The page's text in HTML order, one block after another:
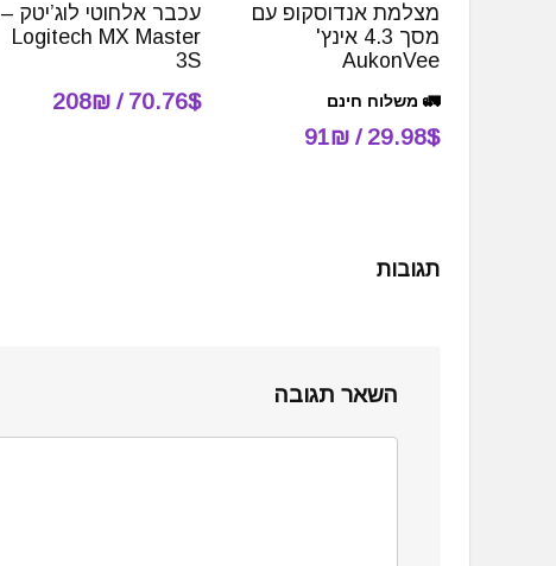
מצלמת אנדוסקופ עם
מסך 4.3 אינץ'
AukonVee
🚛 משלוח חינם
29.98$ / 91₪
עכבר אלחוטי לוג’יטק –
Logitech MX Master
3S
70.76$ / 208₪
תגובות
השאר תגובה